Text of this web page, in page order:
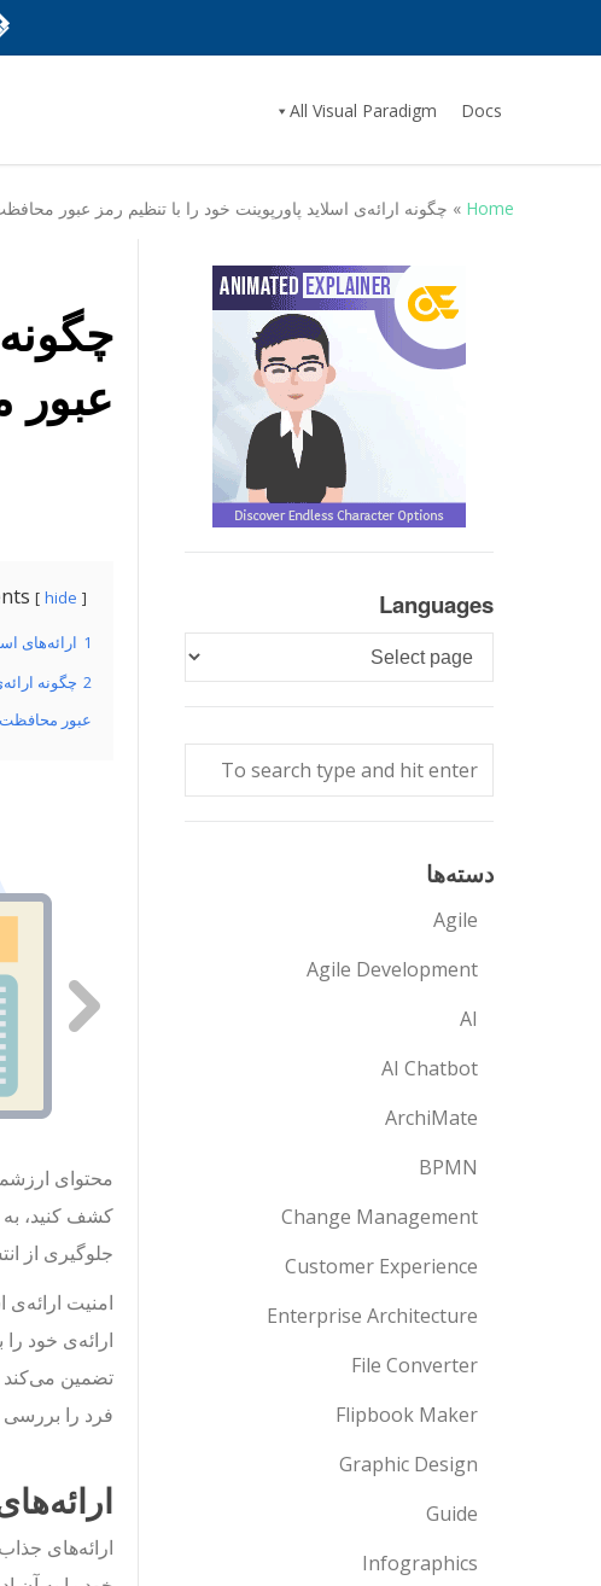
Docs
All Visual Paradigm
Home
» چگونه ارائه‌ی اسلاید پاورپوینت خود را با تنظیم رمز عبور
عبور
hide
1 ارائه‌های
2 چگونه
عبور محافظت
محتوای
کشف کنید، به
جلوگیری از
امنیت
ارائه‌ی خود
تضمین می‌کند
فرد را بررسی
ارائه‌های
Languages
Languages
دسته‌ها
Agile
Agile Development
AI
AI Chatbot
ArchiMate
BPMN
Change Management
Customer Experience
Enterprise Architecture
File Converter
Flipbook Maker
Graphic Design
Guide
Infographics